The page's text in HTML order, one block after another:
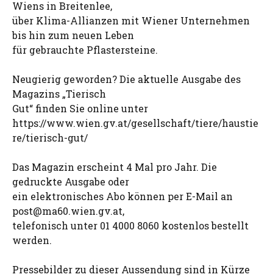
Wiens in Breitenlee,
über Klima-Allianzen mit Wiener Unternehmen
bis hin zum neuen Leben
für gebrauchte Pflastersteine.
Neugierig geworden? Die aktuelle Ausgabe des
Magazins „Tierisch
Gut“ finden Sie online unter
https://www.wien.gv.at/gesellschaft/tiere/haustie
re/tierisch-gut/
Das Magazin erscheint 4 Mal pro Jahr. Die
gedruckte Ausgabe oder
ein elektronisches Abo können per E-Mail an
post@ma60.wien.gv.at,
telefonisch unter 01 4000 8060 kostenlos bestellt
werden.
Pressebilder zu dieser Aussendung sind in Kürze